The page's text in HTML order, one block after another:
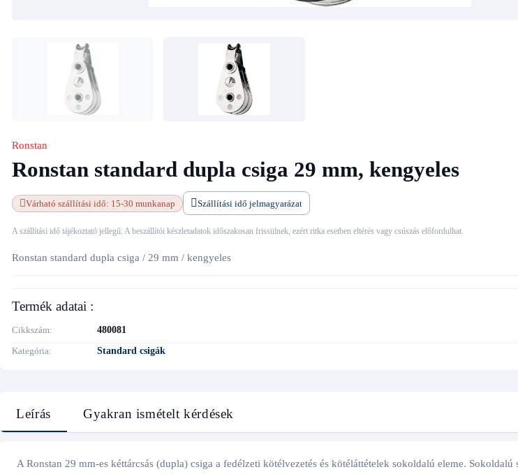
Ronstan
Ronstan standard dupla csiga 29 mm, kengyeles
Várható szállítási idő: 15-30 munkanap Szállítási idő jelmagyarázat
A szállítási idő tájékoztató jellegű. A beszállítói készletadatok időszakosan frissülnek, ezért ritka esetben eltérés vagy csúszás előfordulhat.
Ronstan standard dupla csiga / 29 mm / kengyeles
Termék adatai :
Cikkszám
480081
Kategória
Standard csigák
Leírás Gyakran ismételt kérdések
A Ronstan 29 mm-es kéttárcsás (dupla) csiga a fedélzeti kötélvezetés és kötéláttételek sokoldalú eleme.